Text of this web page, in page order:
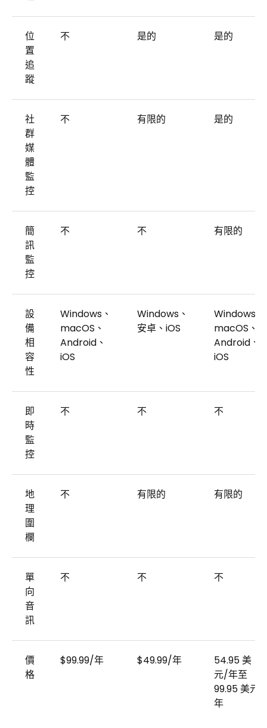
位
置
追
蹤
不 是的 是的
社
群
媒
體
監
控
不 有限的 是的
簡
訊
監
控
不 不 有限的
設
備
相
容
性
Windows、
macOS、
Android、
iOS
Windows、
安卓、iOS
Windows、
macOS、
Android、
iOS
即
時
監
控
不 不 不
地
理
圍
欄
不 有限的 有限的
單
向
音
訊
不 不 不
價
格
$99.99/年 $49.99/年
54.95 美
元/年至
99.95 美元/
年